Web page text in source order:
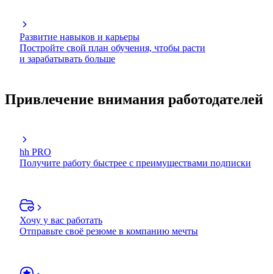
Развитие навыков и карьеры
Постройте свой план обучения, чтобы расти
и зарабатывать больше
Привлечение внимания работодателей
hh PRO
Получите работу быстрее с преимуществами подписки
Хочу у вас работать
Отправьте своё резюме в компанию мечты